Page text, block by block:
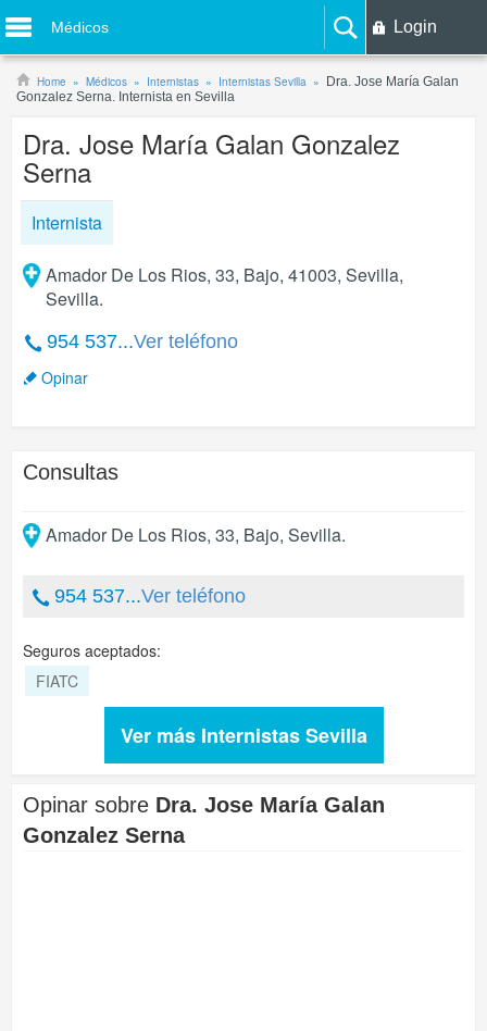
Médicos Login
Home Médicos Internistas Internistas Sevilla
Dra. Jose María Galan
Gonzalez Serna. Internista en Sevilla
Dra. Jose María Galan Gonzalez
Serna
Internista
Amador De Los Rios, 33, Bajo, 41003, Sevilla,
Sevilla.
954 537...Ver teléfono
Opinar
Consultas
Amador De Los Rios, 33, Bajo, Sevilla.
954 537...Ver teléfono
Seguros aceptados:
FIATC
Ver más Internistas Sevilla
Opinar sobre Dra. Jose María Galan
Gonzalez Serna